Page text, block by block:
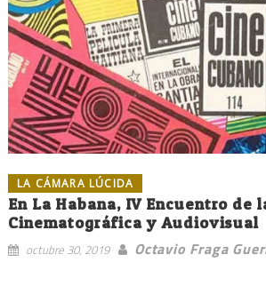
LA CÁMARA LÚCIDA
En La Habana, IV Encuentro de
Cinematográfica y Audiovisual
octubre 30, 2019 Octavio Fraga